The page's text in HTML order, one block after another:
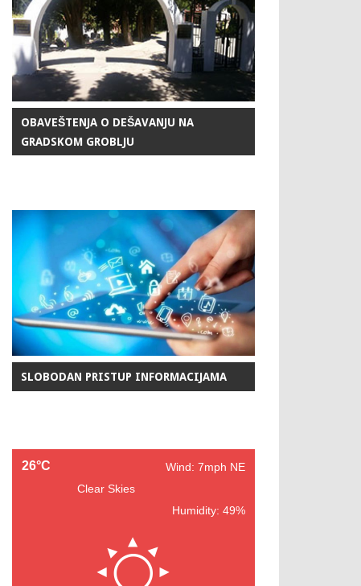
OBAVEŠTENJA O DEŠAVANJU NA
GRADSKOM GROBLJU
SLOBODAN PRISTUP INFORMACIJAMA
26°C
Wind: 7mph NE
Clear Skies
Humidity: 49%